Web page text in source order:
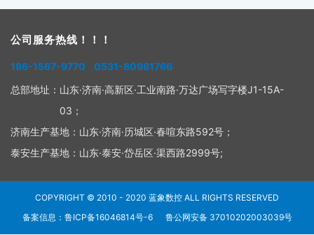
公司服务热线！！！
186-1567-9770 0531-80981766
总部地址： 山东·济南·高新区·工业南路·万达广场写字楼J1-15A-
03；
济南生产基地： 山东·济南·历城区·春喧东路592号；
泰安生产基地： 山东·泰安·岱岳区·渠西路2999号;
COPYRIGHT © 2010 - 2020 蓝象数控 ALL RIGHTS RESERVED
备案信息：鲁ICP备16046814号-6
鲁公网安备 37010202003039号